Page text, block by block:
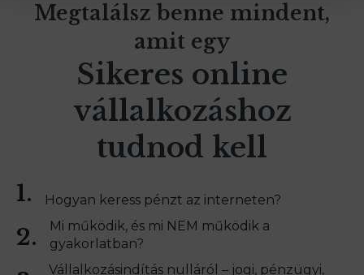
Megtalálsz benne mindent,
amit egy
Sikeres online
vállalkozáshoz
tudnod kell
1. Hogyan keress pénzt az interneten?
2.
Mi működik, és mi NEM működik a
gyakorlatban?
Vállalkozásindítás nulláról – jogi, pénzügyi,